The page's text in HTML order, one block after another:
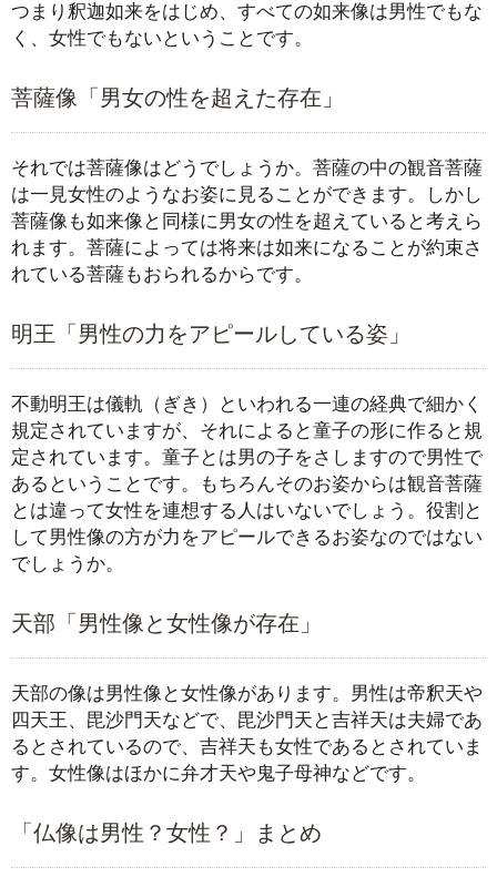
つまり釈迦如来をはじめ、すべての如来像は男性でもな
く、女性でもないということです。
菩薩像「男女の性を超えた存在」
それでは菩薩像はどうでしょうか。菩薩の中の観音菩薩
は一見女性のようなお姿に見ることができます。しかし
菩薩像も如来像と同様に男女の性を超えていると考えら
れます。菩薩によっては将来は如来になることが約束さ
れている菩薩もおられるからです。
明王「男性の力をアピールしている姿」
不動明王は儀軌（ぎき）といわれる一連の経典で細かく
規定されていますが、それによると童子の形に作ると規
定されています。童子とは男の子をさしますので男性で
あるということです。もちろんそのお姿からは観音菩薩
とは違って女性を連想する人はいないでしょう。役割と
して男性像の方が力をアピールできるお姿なのではない
でしょうか。
天部「男性像と女性像が存在」
天部の像は男性像と女性像があります。男性は帝釈天や
四天王、毘沙門天などで、毘沙門天と吉祥天は夫婦であ
るとされているので、吉祥天も女性であるとされていま
す。女性像はほかに弁才天や鬼子母神などです。
「仏像は男性？女性？」まとめ